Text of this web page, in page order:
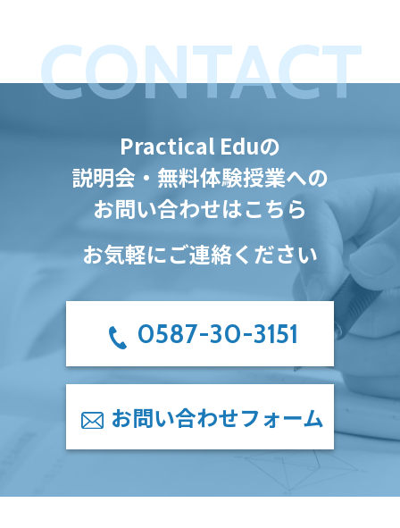
CONTACT
Practical Eduの
説明会・無料体験授業への
お問い合わせはこちら
お気軽にご連絡ください
0587-30-3151
お問い合わせフォーム